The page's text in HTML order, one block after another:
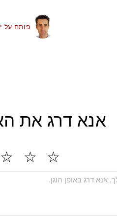
פותח על
אנא דרג את